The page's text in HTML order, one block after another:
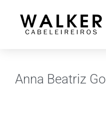
Anna Beatriz